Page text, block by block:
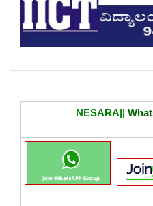
NESARA||